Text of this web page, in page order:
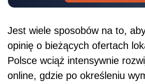
Jest wiele sposobów na to,
opinię o bieżących ofertach
Polsce wciąż intensywnie
online, gdzie po określeniu